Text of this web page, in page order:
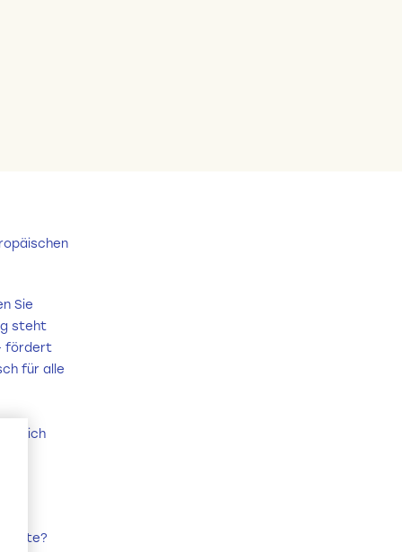
Sie
steht
fördert
für alle